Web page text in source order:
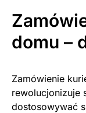
domu –
Zamówienie
rewolucjonizuje
dostosowywać